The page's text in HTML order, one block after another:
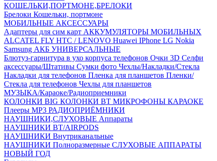
КОШЕЛЬКИ,ПОРТМОНЕ,БРЕЛОКИ
Брелоки Кошельки, портмоне
МОБИЛЬНЫЕ АКСЕССУАРЫ
Адаптеры для сим карт АККУМУЛЯТОРЫ МОБИЛЬНЫХ
ALCATEL FLY HTC / LENOVO Huawei IPhone LG Nokia
Samsung АКБ УНИВЕРСАЛЬНЫЕ
Блютуз-гарнитура в ухо корпуса телефонов Очки 3D Селфи
аксессуары/Штативы Сумки фото Чехлы/Накладки/Стекла
Накладки для телефонов Пленка для планшетов Пленки/
Стекла для телефонов Чехлы для планшетов
МУЗЫКА/Караоке/Радиоприемники
КОЛОНКИ BIG КОЛОНКИ BT МИКРОФОНЫ КАРАОКЕ
Плееры MP3 РАДИОПРИЁМНИКИ
НАУШНИКИ,СЛУХОВЫЕ Аппараты
НАУШНИКИ BT/AIRPODS
НАУШНИКИ Внутриканальные
НАУШНИКИ Полноразмерные СЛУХОВЫЕ АППАРАТЫ
НОВЫЙ ГОД